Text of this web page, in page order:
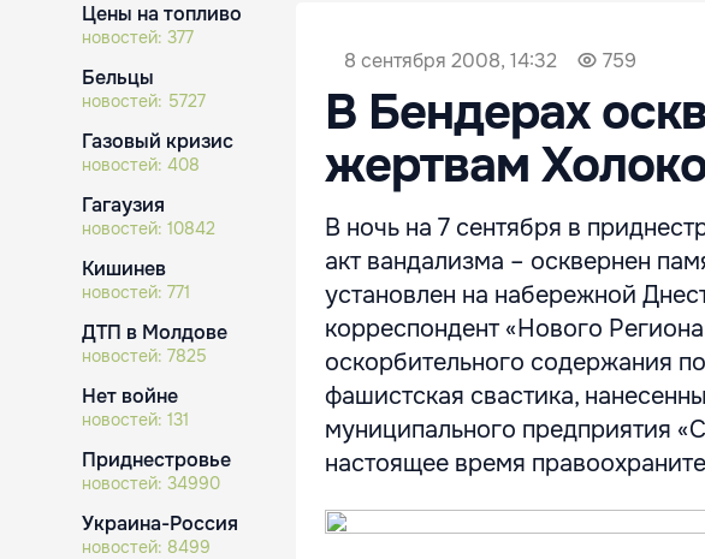
Цены на топливо
новостей: 377
Бельцы
новостей: 5727
Газовый кризис
новостей: 408
Гагаузия
новостей: 10842
Кишинев
новостей: 771
ДТП в Молдове
новостей: 7825
Нет войне
новостей: 131
Приднестровье
новостей: 34990
Украина-Россия
новостей: 8499
8 сентября 2008, 14:32 759
В Бендерах
жертвам
В ночь на 7 сентября в
акт вандализма – осквернен
установлен на набережной
корреспондент «Нового
оскорбительного содержания
фашистская свастика,
муниципального предприятия
настоящее время